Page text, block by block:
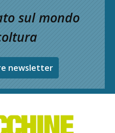
sul mondo
newsletter